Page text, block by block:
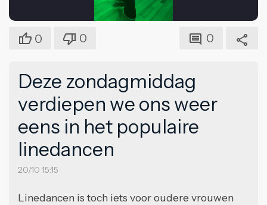
0 0 0
Deze zondagmiddag
verdiepen we ons weer
eens in het populaire
linedancen
20/10 15:15
Linedancen is toch iets voor oudere vrouwen